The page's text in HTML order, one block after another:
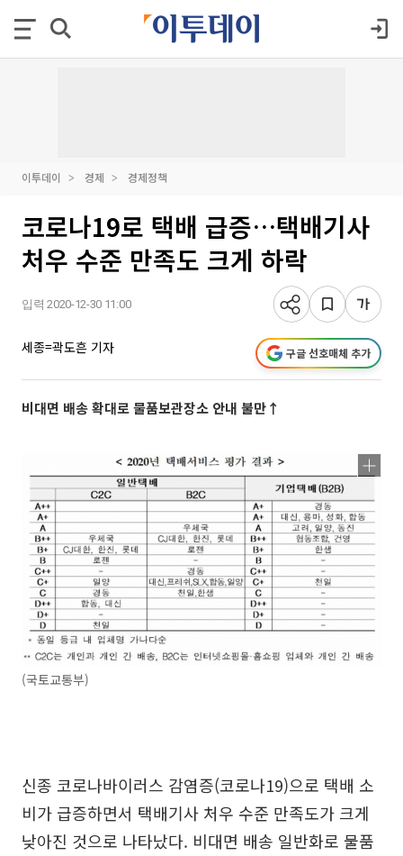
이투데이 경제 경제정책
코로나19로 택배 급증…택배기사
처우 수준 만족도 크게 하락
입력 2020-12-30 11:00
세종=곽도흔 기자 구글 선호매체 추가
비대면 배송 확대로 물품보관장소 안내 불만↑
(국토교통부)
신종 코로나바이러스 감염증(코로나19)으로 택배 소
비가 급증하면서 택배기사 처우 수준 만족도가 크게
낮아진 것으로 나타났다. 비대면 배송 일반화로 물품